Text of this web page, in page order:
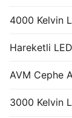
4000 Kelvin
Hareketli LED
AVM Cephe
3000 Kelvin